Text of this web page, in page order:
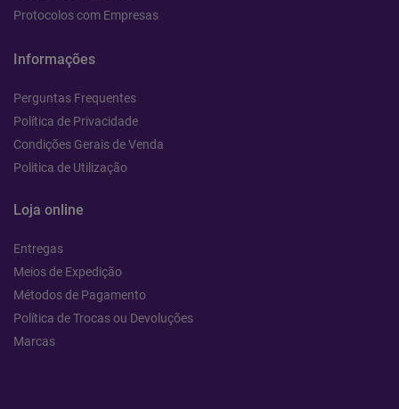
Protocolos com Empresas
Informações
Perguntas Frequentes
Política de Privacidade
Condições Gerais de Venda
Politica de Utilização
Loja online
Entregas
Meios de Expedição
Métodos de Pagamento
Política de Trocas ou Devoluções
Marcas